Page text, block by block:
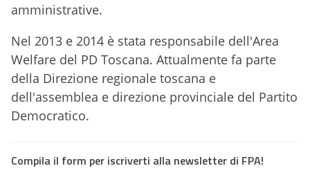
amministrative.
Nel 2013 e 2014 è stata responsabile dell'Area
Welfare del PD Toscana. Attualmente fa parte
della Direzione regionale toscana e
dell'assemblea e direzione provinciale del Partito
Democratico.
Compila il form per iscriverti alla newsletter di FPA!